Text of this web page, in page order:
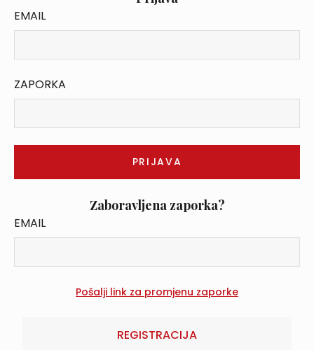
EMAIL
ZAPORKA
Zaboravljena zaporka?
EMAIL
REGISTRACIJA